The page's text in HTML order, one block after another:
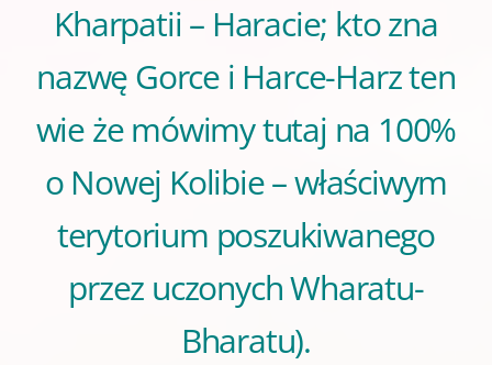
Kharpatii – Haracie; kto zna
nazwę Gorce i Harce-Harz ten
wie że mówimy tutaj na 100%
o Nowej Kolibie – właściwym
terytorium poszukiwanego
przez uczonych Wharatu-
Bharatu).